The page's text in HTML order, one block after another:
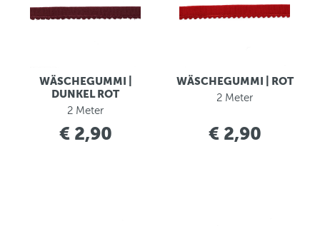
WÄSCHEGUMMI |
DUNKEL ROT
2 Meter
€ 2,90
WÄSCHEGUMMI | ROT
2 Meter
€ 2,90